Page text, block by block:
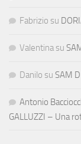
Fabrizio su
Valentina su
Danilo su SAM
Antonio
GALLUZZI – Una